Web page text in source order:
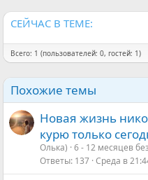
СЕЙЧАС В ТЕМЕ:
Всего: 1 (пользователей: 0, гостей: 1)
Похожие темы
Новая жизнь
курю только
Олька) 6 - 12 месяцев
Ответы 137 Среда в